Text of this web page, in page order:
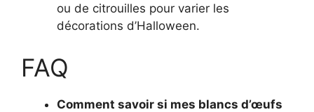
ou de citrouilles pour varier les
décorations d’Halloween.
FAQ
Comment savoir si mes blancs d’œufs